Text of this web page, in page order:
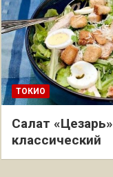
ТОКИО
Салат «Цезарь»
классический